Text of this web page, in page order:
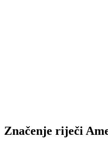
Značenje riječi